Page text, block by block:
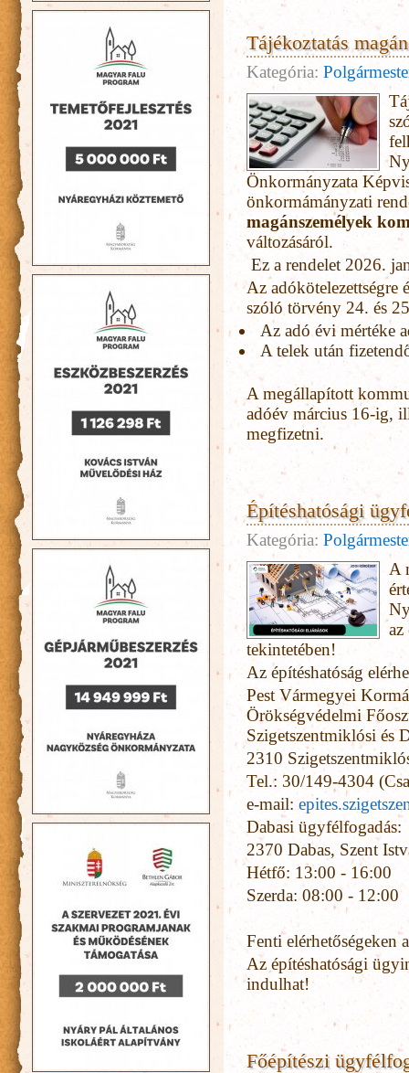
Tájékoztatás
Kategória:
Önkormányzata
önkormámányzati
magánszemélyek
változásáról.
Ez a rendelet 2026.
Az adókötelezettségre
szóló törvény 24. és
Az adó évi mértéke
A telek után
A megállapított
adóév március 16-ig,
megfizetni.
Építéshatósági
Kategória:
A
az
tekintetében!
Az építéshatóság
Pest Vármegyei
Örökségvédelmi
Szigetszentmiklósi és
2310
Tel.: 30/149-4304
e-mail:
Dabasi ügyfélfogadás:
2370 Dabas, Szent
Hétfő: 13:00 - 16:00
Szerda: 08:00 - 12:00
Fenti elérhetőségeken
Az építéshatósági
indulhat!
Főépítészi